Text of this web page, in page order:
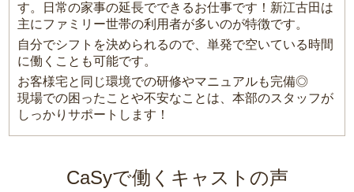
す。日常の家事の延長でできるお仕事です！新江古田は
主にファミリー世帯の利用者が多いのが特徴です。
自分でシフトを決められるので、単発で空いている時間
に働くことも可能です。
お客様宅と同じ環境での研修やマニュアルも完備◎
現場での困ったことや不安なことは、本部のスタッフが
しっかりサポートします！
CaSyで働くキャストの声